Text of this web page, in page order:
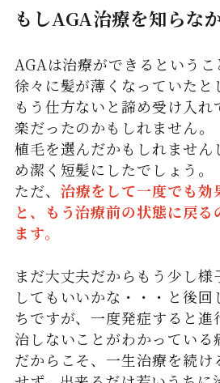
もしAGA治療を知らな
AGAは治療ができるというこ
徐々に髪が薄くなっていたと
もう仕方ないと諦め受け入れ
楽だったのかもしれません。
植毛を選んだかもしれません
め潔く短髪にしたでしょう。
ただ、 治療をして一度でも効
と、もう治療前の状態に戻る
ます。
まだ大丈夫だからもう少し
してもいいかな・・・と後
ちですが、一度発症すると進
治しないことがわかっている
だからこそ、一生治療を続け